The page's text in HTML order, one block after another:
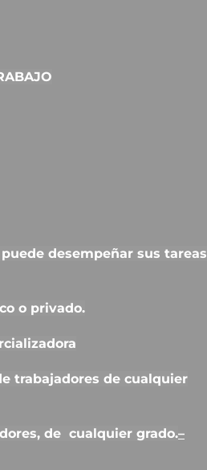
desempeñar sus tareas
o privado.
trabajadores de cualquier
de cualquier grado.–